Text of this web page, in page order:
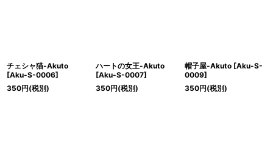
チェシャ猫-Akuto
[Aku-S-0006]
350円(税別)
ハートの女王-Akuto
[Aku-S-0007]
350円(税別)
帽子屋-Akuto [Aku-S-
0009]
350円(税別)